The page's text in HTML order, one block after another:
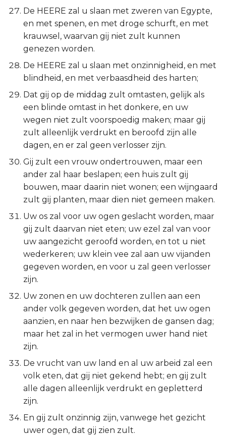
De HEERE zal u slaan met zweren van Egypte,
en met spenen, en met droge schurft, en met
krauwsel, waarvan gij niet zult kunnen
genezen worden.
De HEERE zal u slaan met onzinnigheid, en met
blindheid, en met verbaasdheid des harten;
Dat gij op de middag zult omtasten, gelijk als
een blinde omtast in het donkere, en uw
wegen niet zult voorspoedig maken; maar gij
zult alleenlijk verdrukt en beroofd zijn alle
dagen, en er zal geen verlosser zijn.
Gij zult een vrouw ondertrouwen, maar een
ander zal haar beslapen; een huis zult gij
bouwen, maar daarin niet wonen; een wijngaard
zult gij planten, maar dien niet gemeen maken.
Uw os zal voor uw ogen geslacht worden, maar
gij zult daarvan niet eten; uw ezel zal van voor
uw aangezicht geroofd worden, en tot u niet
wederkeren; uw klein vee zal aan uw vijanden
gegeven worden, en voor u zal geen verlosser
zijn.
Uw zonen en uw dochteren zullen aan een
ander volk gegeven worden, dat het uw ogen
aanzien, en naar hen bezwijken de gansen dag;
maar het zal in het vermogen uwer hand niet
zijn.
De vrucht van uw land en al uw arbeid zal een
volk eten, dat gij niet gekend hebt; en gij zult
alle dagen alleenlijk verdrukt en gepletterd
zijn.
En gij zult onzinnig zijn, vanwege het gezicht
uwer ogen, dat gij zien zult.